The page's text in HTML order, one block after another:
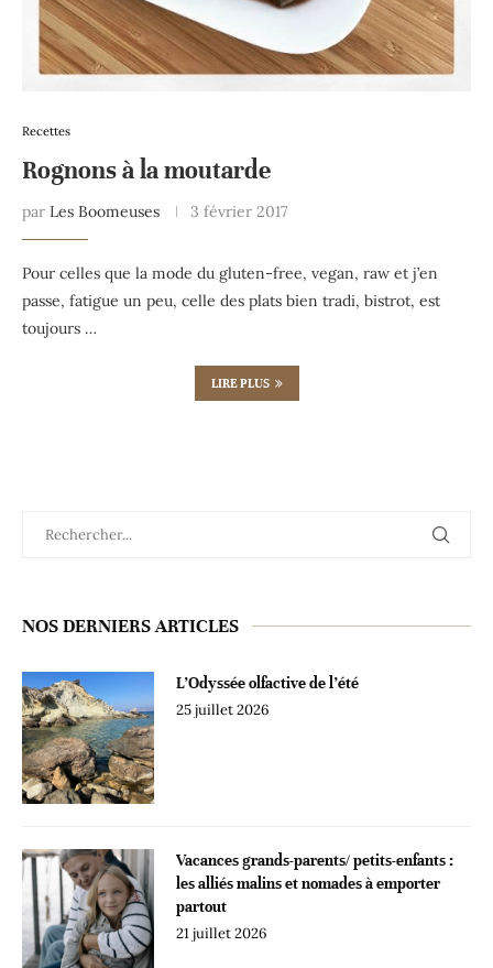
Recettes
Rognons à la moutarde
par Les Boomeuses 3 février 2017
Pour celles que la mode du gluten-free, vegan, raw et j’en
passe, fatigue un peu, celle des plats bien tradi, bistrot, est
toujours …
LIRE PLUS
NOS DERNIERS ARTICLES
L’Odyssée olfactive de l’été
25 juillet 2026
Vacances grands-parents/ petits-enfants :
les alliés malins et nomades à emporter
partout
21 juillet 2026